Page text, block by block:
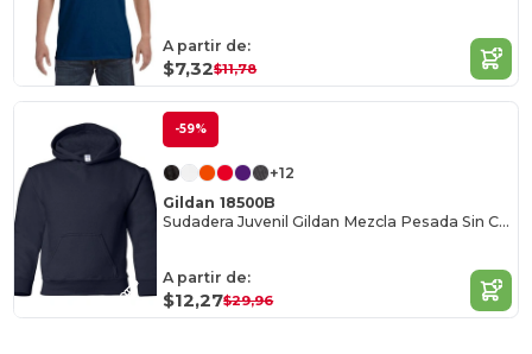
A partir de:
$7,32$11,78
-59%
+12
Gildan 18500B
Sudadera Juvenil Gildan Mezcla Pesada Sin Cordón
A partir de:
$12,27$29,96